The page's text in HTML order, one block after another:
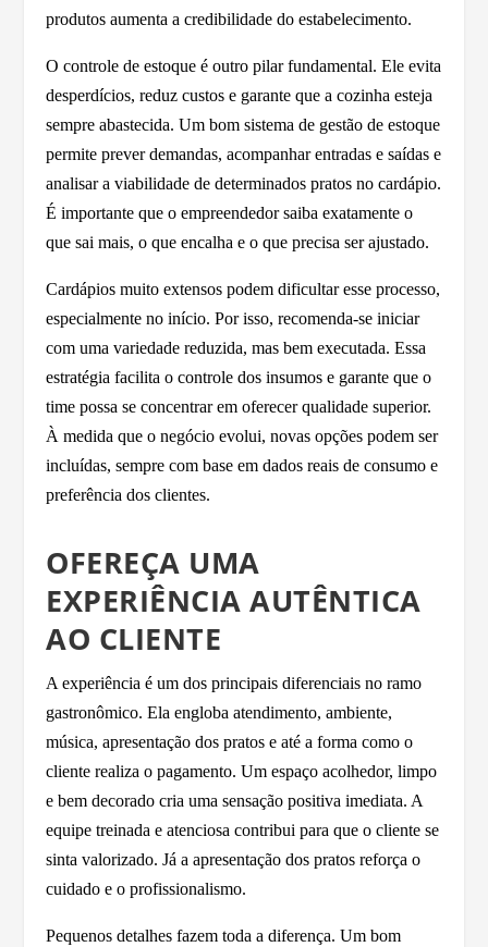
produtos aumenta a credibilidade do estabelecimento.
O controle de estoque é outro pilar fundamental. Ele evita
desperdícios, reduz custos e garante que a cozinha esteja
sempre abastecida. Um bom sistema de gestão de estoque
permite prever demandas, acompanhar entradas e saídas e
analisar a viabilidade de determinados pratos no cardápio.
É importante que o empreendedor saiba exatamente o
que sai mais, o que encalha e o que precisa ser ajustado.
Cardápios muito extensos podem dificultar esse processo,
especialmente no início. Por isso, recomenda-se iniciar
com uma variedade reduzida, mas bem executada. Essa
estratégia facilita o controle dos insumos e garante que o
time possa se concentrar em oferecer qualidade superior.
À medida que o negócio evolui, novas opções podem ser
incluídas, sempre com base em dados reais de consumo e
preferência dos clientes.
OFEREÇA UMA
EXPERIÊNCIA AUTÊNTICA
AO CLIENTE
A experiência é um dos principais diferenciais no ramo
gastronômico. Ela engloba atendimento, ambiente,
música, apresentação dos pratos e até a forma como o
cliente realiza o pagamento. Um espaço acolhedor, limpo
e bem decorado cria uma sensação positiva imediata. A
equipe treinada e atenciosa contribui para que o cliente se
sinta valorizado. Já a apresentação dos pratos reforça o
cuidado e o profissionalismo.
Pequenos detalhes fazem toda a diferença. Um bom